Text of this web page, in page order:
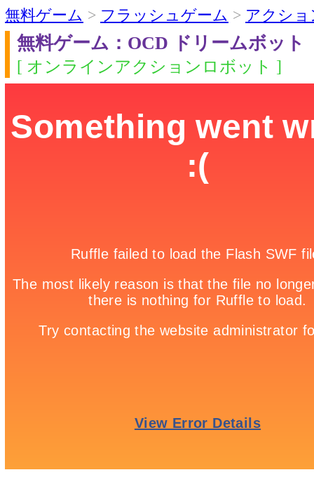
無料ゲーム > フラッシュゲーム > アクショ
無料ゲーム：OCD ドリームボット
[ オンラインアクションロボット ]